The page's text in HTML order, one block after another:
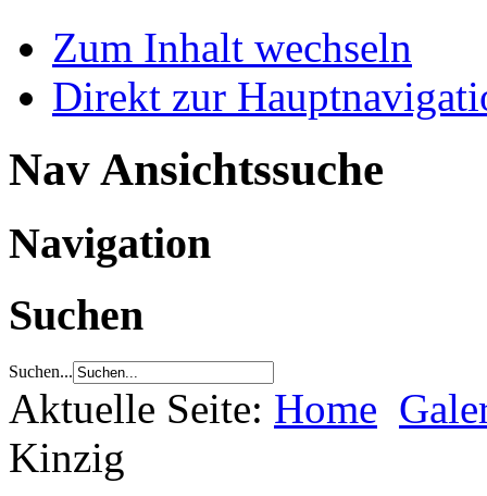
Zum Inhalt wechseln
Direkt zur
Nav Ansichtssuche
Navigation
Suchen
Suchen...
Aktuelle Seite: Home
Kinzig